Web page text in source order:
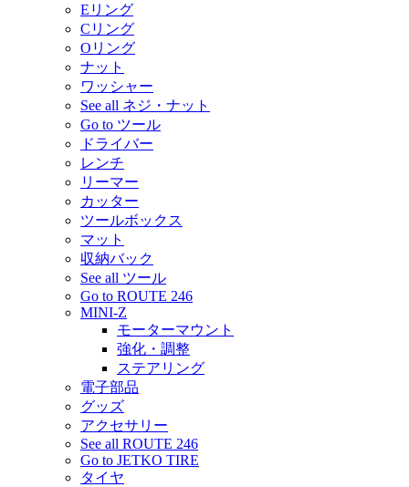
Eリング
Cリング
Oリング
ナット
ワッシャー
See all ネジ・ナット
Go to ツール
ドライバー
レンチ
リーマー
カッター
ツールボックス
マット
収納バック
See all ツール
Go to ROUTE 246
MINI-Z
モーターマウント
強化・調整
ステアリング
電子部品
グッズ
アクセサリー
See all ROUTE 246
Go to JETKO TIRE
タイヤ